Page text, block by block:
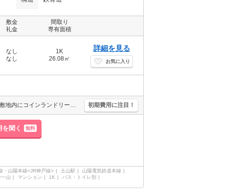
敷金
礼金
間取り
専有面積
なし
なし
1K
26.08㎡
詳細を見る
お気に入り
単身者限定。家具・家電付。オートロックつきマンション。敷地内にコインランドリーあり。南向きで日当り良好。水道料金月3,000円。駐輪場月1,100円。 初期費用に注目！
聞く 無料
・山陽本線<JR神戸線> 土山駅
山陽電気鉄道本線
山 マンション 1K
バス・トイレ別